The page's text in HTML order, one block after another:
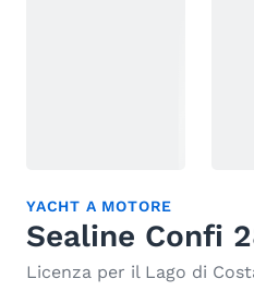
YACHT A MOTORE
Sealine Confi
Licenza per il Lago di